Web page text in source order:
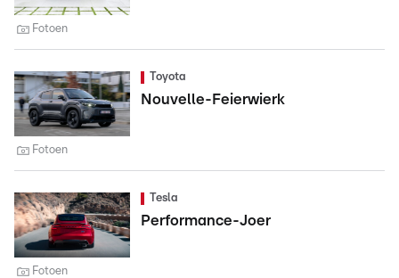
Fotoen
Toyota
Nouvelle-Feierwierk
Fotoen
Tesla
Performance-Joer
Fotoen